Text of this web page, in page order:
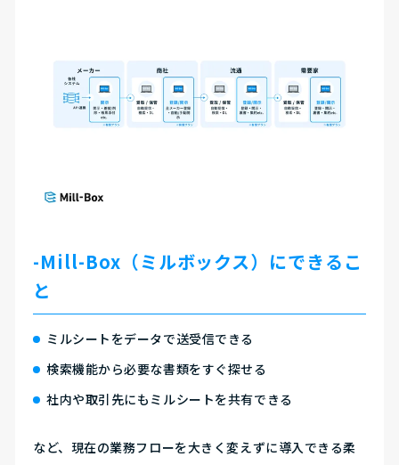
-Mill-Box（ミルボックス）にできるこ
と
ミルシートをデータで送受信できる
検索機能から必要な書類をすぐ探せる
社内や取引先にもミルシートを共有できる
など、 現在の業務フローを大きく変えずに導入できる柔